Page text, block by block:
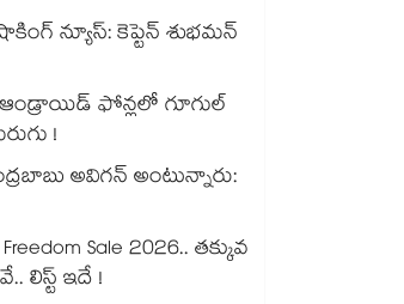
న్యూస్: కెప్టెన్ శుభమన్
ఫోన్లలో గూగుల్
!
అవిగన్ అంటున్నారు:
Sale 2026.. తక్కువ
లిస్ట్ ఇదే !